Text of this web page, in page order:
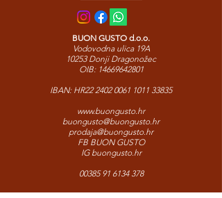
BUON GUSTO d.o.o.
Vodovodna ulica 19A
10253 Donji Dragonožec
OIB: 14669642801
IBAN: HR222402 0061 1011 33835
www.buongusto.hr
buongusto@buongusto.hr
prodaja@buongusto.hr
FB BUON GUSTO
IG buongusto.hr
00385 91 6134 378